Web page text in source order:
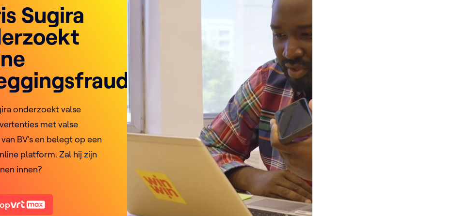
Sugira
onderzoekt valse
met valse
BV's en belegt op een
platform. Zal hij zijn
innen?